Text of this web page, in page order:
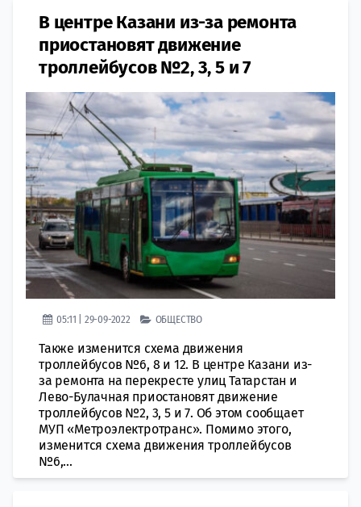
В центре Казани из-за ремонта
приостановят движение
троллейбусов №2, 3, 5 и 7
05:11 | 29-09-2022 ОБЩЕСТВО
Также изменится схема движения
троллейбусов №6, 8 и 12. В центре Казани из-
за ремонта на перекресте улиц Татарстан и
Лево-Булачная приостановят движение
троллейбусов №2, 3, 5 и 7. Об этом сообщает
МУП «Метроэлектротранс». Помимо этого,
изменится схема движения троллейбусов
№6,...